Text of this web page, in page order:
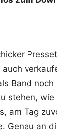
Band
stehen, wie
am Tag
Genau an